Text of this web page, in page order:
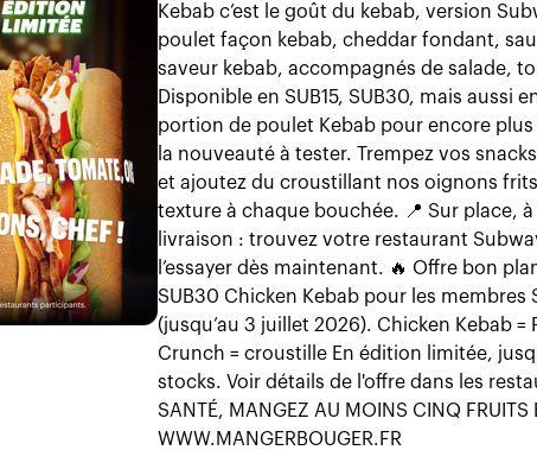
Kebab c’est le goût du kebab, version
poulet façon kebab, cheddar fondant,
saveur kebab, accompagnés de salade,
Disponible en SUB15, SUB30, mais aussi
portion de poulet Kebab pour encore
la nouveauté à tester. Trempez vos
et ajoutez du croustillant nos oignons
texture à chaque bouchée. 📍 Sur place,
livraison : trouvez votre restaurant
l’essayer dès maintenant. 🔥 Offre bon
SUB30 Chicken Kebab pour les membres
(jusqu’au 3 juillet 2026). Chicken Kebab
Crunch = croustille En édition limitée,
stocks. Voir détails de l'offre dans les
SANTÉ, MANGEZ AU MOINS CINQ FRUITS
WWW.MANGERBOUGER.FR